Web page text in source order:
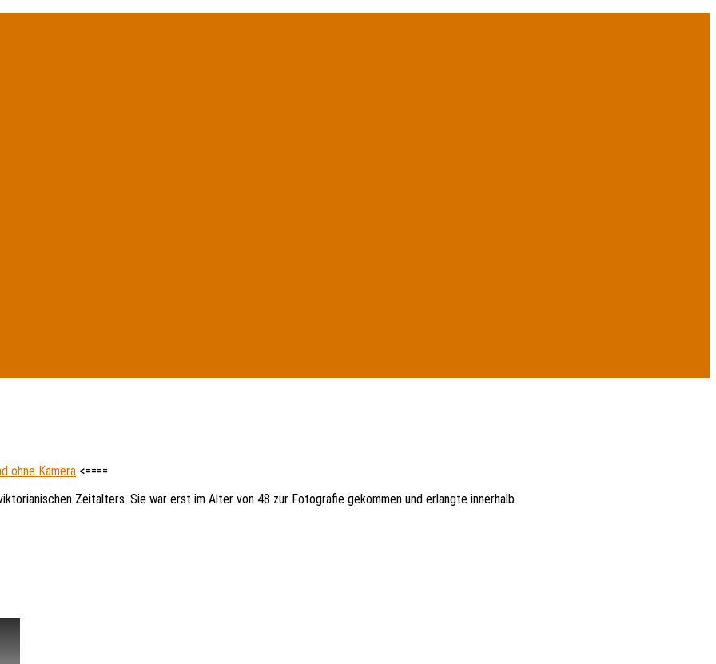
ohne Kamera <====
Zeitalters. Sie war erst im Alter von 48 zur Fotografie gekommen und erlangte innerhalb